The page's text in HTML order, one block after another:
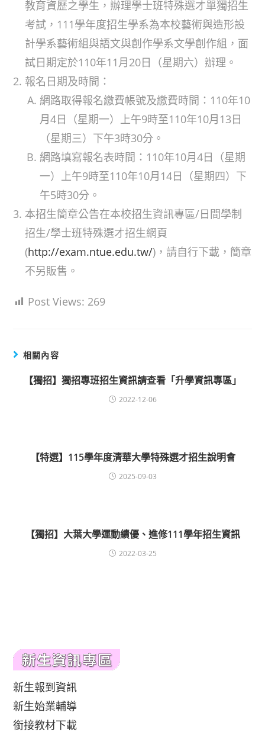
教育資歷之學生，辦理學士班特殊選才單獨招生
考試，111學年度招生學系為本校藝術與造形設
計學系藝術組與語文與創作學系文學創作組，面
試日期定於110年11月20日（星期六）辦理。
報名日期及時間：
網路取得報名繳費帳號及繳費時間：110年10
月4日（星期一）上午9時至110年10月13日
（星期三）下午3時30分。
網路填寫報名表時間：110年10月4日（星期
一）上午9時至110年10月14日（星期四）下
午5時30分。
本招生簡章公告在本校招生資訊專區/日間學制
招生/學士班特殊選才招生網頁
(http://exam.ntue.edu.tw/)，請自行下載，簡章
不另販售。
Post Views: 269
相關內容
【獨招】獨招專班招生資訊請查看「升學資訊專區」
2022-12-06
【特選】115學年度清華大學特殊選才招生說明會
2025-09-03
【獨招】大葉大學運動績優、進修111學年招生資訊
2022-03-25
新生報到資訊
新生始業輔導
銜接教材下載